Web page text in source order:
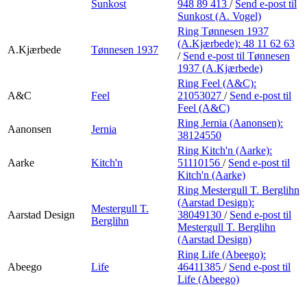
Sunkost
948 89 413 / Send e-post til
Sunkost (A. Vogel)
A.Kjærbede Tønnesen 1937
Ring Tønnesen 1937
(A.Kjærbede): 48 11 62 63
/ Send e-post til Tønnesen
1937 (A.Kjærbede)
A&C Feel
Ring Feel (A&C):
21053027 / Send e-post til
Feel (A&C)
Aanonsen
Jernia
Ring Jernia (Aanonsen):
38124550
Aarke Kitch'n
Ring Kitch'n (Aarke):
51110156 / Send e-post til
Kitch'n (Aarke)
Aarstad Design
Mestergull T.
Berglihn
Ring Mestergull T. Berglihn
(Aarstad Design):
38049130 / Send e-post til
Mestergull T. Berglihn
(Aarstad Design)
Abeego Life
Ring Life (Abeego):
46411385 / Send e-post til
Life (Abeego)